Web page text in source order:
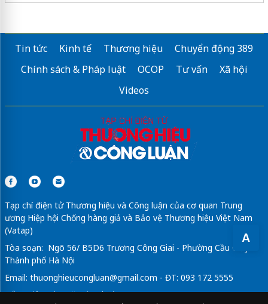
A
tả đồ vật
Sửa máy rửa bát bosch
Tin tức Kinh tế Thương hiệu
Chuyển động 389
Chính sách & Pháp luật
OCOP Tư vấn
Xã hội
Videos
Tạp chí điện tử Thương hiệu và Công luận của cơ quan Trung
ương Hiệp hội Chống hàng giả và Bảo vệ Thương hiệu Việt Nam
(Vatap)
Tòa soạn: Ngõ 56/ B5D6 Trương Công Giai - Phường Cầu Giấy -
Thành phố Hà Nội
Email: thuonghieucongluan@gmail.com - ĐT: 093 172 5555
Tổng Biên Tập: Vũ Đức Thuận